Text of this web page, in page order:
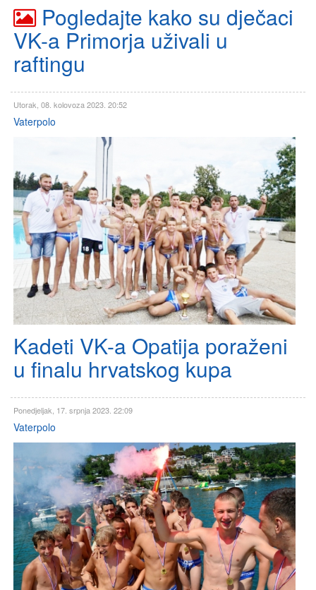
Pogledajte kako su dječaci
VK-a Primorja uživali u
raftingu
Utorak, 08. kolovoza 2023. 20:52
Vaterpolo
Kadeti VK-a Opatija poraženi
u finalu hrvatskog kupa
Ponedjeljak, 17. srpnja 2023. 22:09
Vaterpolo